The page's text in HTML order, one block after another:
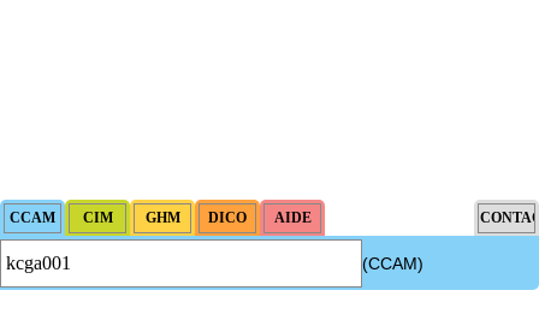
(CCAM)